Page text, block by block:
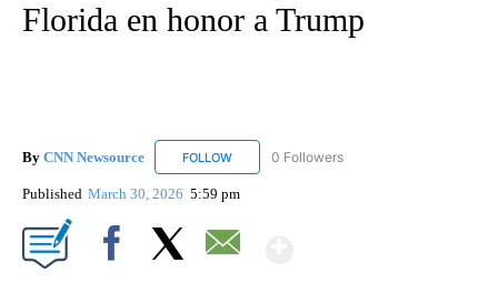
Florida en honor a Trump
By CNN Newsource FOLLOW FOLLOW "CNN NEWSOURCE" TO RECEIVE
0 Followers
Published March 30, 2026 5:59 pm